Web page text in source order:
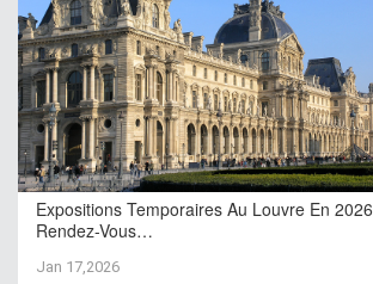
Expositions Temporaires Au Louvre En
Rendez-Vous…
Jan 17,2026